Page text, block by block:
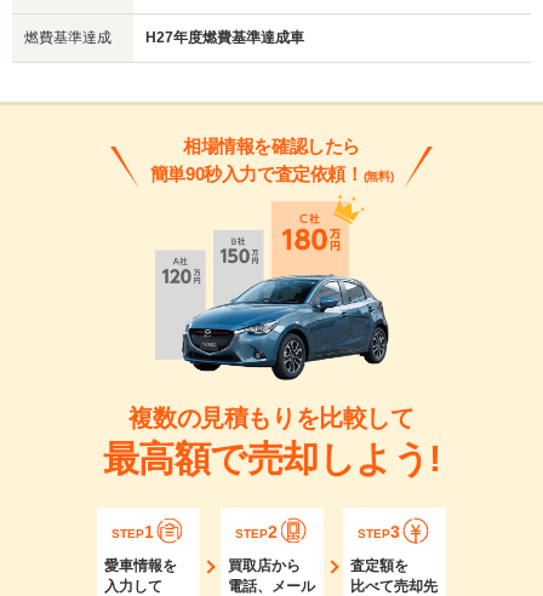
燃費基準達成 H27年度燃費基準達成車
相場情報を確認したら
簡単90秒入力で査定依頼！ (無料)
複数の見積もりを比較して
最高額で売却しよう!
STEP1
愛車情報を
入力して
STEP2
買取店から
電話、メール
STEP3
査定額を
比べて売却先